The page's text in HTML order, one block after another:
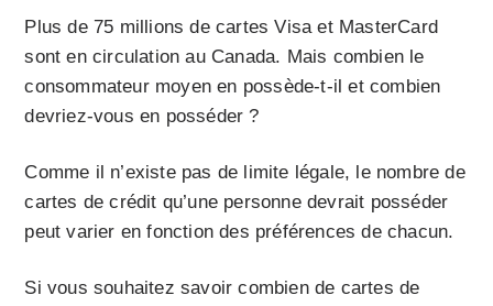
Plus de 75 millions de cartes Visa et MasterCard
sont en circulation au Canada. Mais combien le
consommateur moyen en possède-t-il et combien
devriez-vous en posséder ?
Comme il n’existe pas de limite légale, le nombre de
cartes de crédit qu’une personne devrait posséder
peut varier en fonction des préférences de chacun.
Si vous souhaitez savoir combien de cartes de